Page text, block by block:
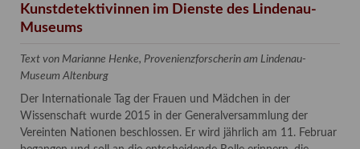
Kunstdetektivinnen im Dienste des Lindenau-
Museums
Text von Marianne Henke, Provenienzforscherin am Lindenau-
Museum Altenburg
Der Internationale Tag der Frauen und Mädchen in der
Wissenschaft wurde 2015 in der Generalversammlung der
Vereinten Nationen beschlossen. Er wird jährlich am 11. Februar